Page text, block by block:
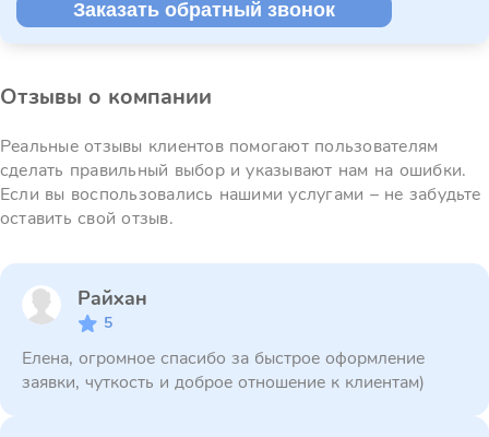
Заказать обратный звонок
Отзывы о компании
Реальные отзывы клиентов помогают пользователям
сделать правильный выбор и указывают нам на ошибки.
Если вы воспользовались нашими услугами – не забудьте
оставить свой отзыв.
Райхан
5
Елена, огромное спасибо за быстрое оформление
заявки, чуткость и доброе отношение к клиентам)